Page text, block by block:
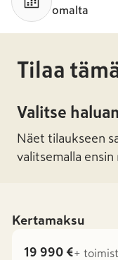
omalta
Tilaa
Valitse
Näet tilaukseen
valitsemalla
Kertamaksu
19 990 €+